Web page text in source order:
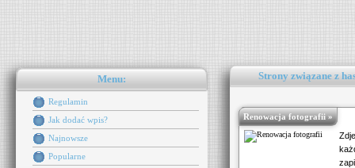
Menu:
Regulamin
Jak dodać wpis?
Najnowsze
Popularne
Strony związane z
Renowacja fotografii »